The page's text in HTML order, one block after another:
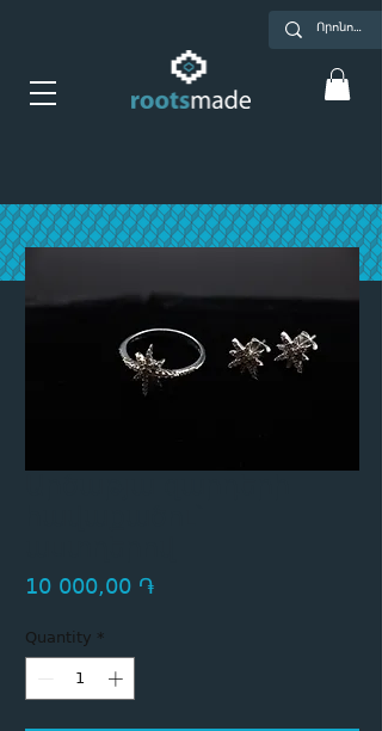
10 000,00 ֏Price
Quantity *